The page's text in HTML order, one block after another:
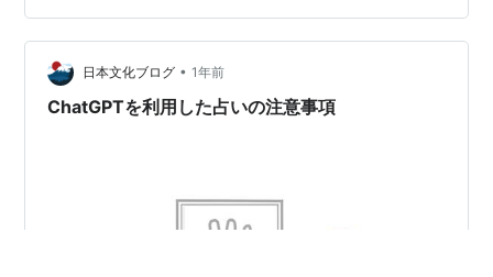
た”と錯覚し、成長ホルモンを大量に分泌さ…
日本文化ブログ • 1年前
ChatGPTを利用した占いの注意事項